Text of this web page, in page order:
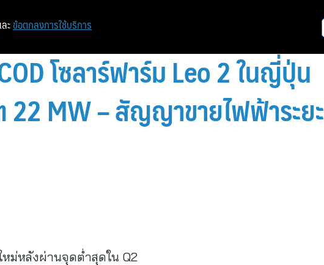
โซลาร์ฟาร์ม Leo 2 ในญี่ปุ่น
MW – สัญญาขายไฟฟ้าระยะ
ม่หลังผ่านจุดต่ำสุดใน Q2
ะ ข้อตกลงการใช้บริการ